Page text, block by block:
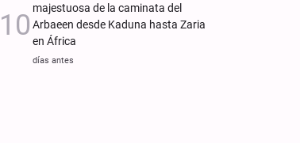
majestuosa de la caminata del
Arbaeen desde Kaduna hasta Zaria
en África
días antes